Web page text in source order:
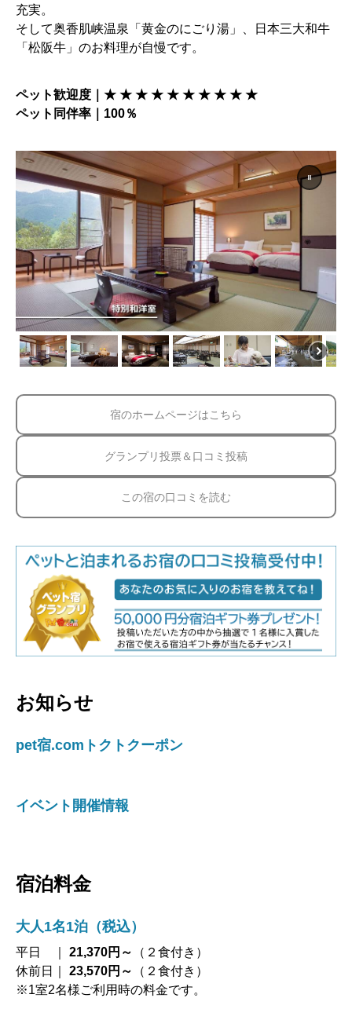
充実。
そして奥香肌峡温泉「黄金のにごり湯」、日本三大和牛
「松阪牛」のお料理が自慢です。
ペット歓迎度｜★ ★ ★ ★ ★ ★ ★ ★ ★ ★
ペット同伴率｜100％
宿のホームページはこちら
グランプリ投票＆口コミ投稿
この宿の口コミを読む
お知らせ
pet宿.comトクトクーポン
イベント開催情報
宿泊料金
大人1名1泊（税込）
平日 ｜ 21,370円～
（２食付き）
休前日｜
23,570円～
（２食付き）
※1室2名様ご利用時の料金です。